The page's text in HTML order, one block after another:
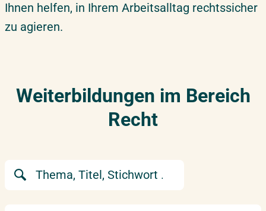
Ihnen helfen, in Ihrem Arbeitsalltag rechtssicher
zu agieren.
Weiterbildungen im Bereich
Recht